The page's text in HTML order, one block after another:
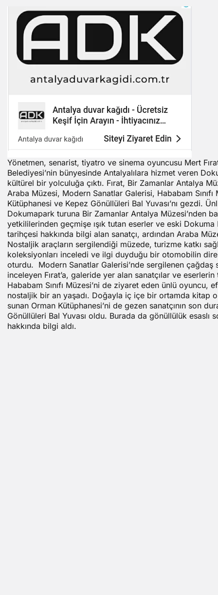
Yönetmen, senarist, tiyatro ve sinema oyuncusu Mert
Belediyesi’nin bünyesinde Antalyalılara hizmet veren
kültürel bir yolculuğa çıktı. Fırat, Bir Zamanlar Antalya
Araba Müzesi, Modern Sanatlar Galerisi, Hababam Sınıfı
Kütüphanesi ve Kepez Gönüllüleri Bal Yuvası’nı gezdi.
Dokumapark turuna Bir Zamanlar Antalya Müzesi’nden
yetkililerinden geçmişe ışık tutan eserler ve eski Dokuma
tarihçesi hakkında bilgi alan sanatçı, ardından Araba
Nostaljik araçların sergilendiği müzede, turizme katkı
koleksiyonları inceledi ve ilgi duyduğu bir otomobilin
oturdu. Modern Sanatlar Galerisi’nde sergilenen çağdaş
inceleyen Fırat’a, galeride yer alan sanatçılar ve eserlerin
Hababam Sınıfı Müzesi’ni de ziyaret eden ünlü oyuncu,
nostaljik bir an yaşadı. Doğayla iç içe bir ortamda kitap
sunan Orman Kütüphanesi’ni de gezen sanatçının son
Gönüllüleri Bal Yuvası oldu. Burada da gönüllülük esaslı
hakkında bilgi aldı.